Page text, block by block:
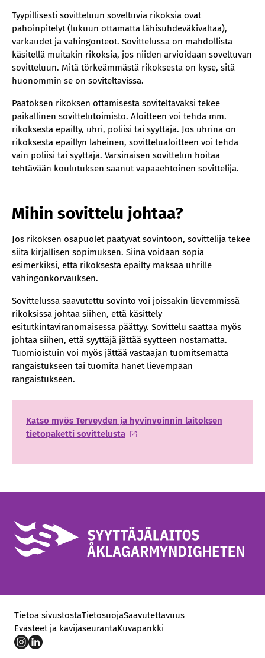
Tyypillisesti sovitteluun soveltuvia rikoksia ovat
pahoinpitelyt (lukuun ottamatta lähisuhdeväkivaltaa),
varkaudet ja vahingonteot. Sovittelussa on mahdollista
käsitellä muitakin rikoksia, jos niiden arvioidaan soveltuvan
sovitteluun. Mitä törkeämmästä rikoksesta on kyse, sitä
huonommin se on soviteltavissa.
Päätöksen rikoksen ottamisesta soviteltavaksi tekee
paikallinen sovittelutoimisto. Aloitteen voi tehdä mm.
rikoksesta epäilty, uhri, poliisi tai syyttäjä. Jos uhrina on
rikoksesta epäillyn läheinen, sovittelualoitteen voi tehdä
vain poliisi tai syyttäjä. Varsinaisen sovittelun hoitaa
tehtävään koulutuksen saanut vapaaehtoinen sovittelija.
Mihin sovittelu johtaa?
Jos rikoksen osapuolet päätyvät sovintoon, sovittelija tekee
siitä kirjallisen sopimuksen. Siinä voidaan sopia
esimerkiksi, että rikoksesta epäilty maksaa uhrille
vahingonkorvauksen.
Sovittelussa saavutettu sovinto voi joissakin lievemmissä
rikoksissa johtaa siihen, että käsittely
esitutkintaviranomaisessa päättyy. Sovittelu saattaa myös
johtaa siihen, että syyttäjä jättää syytteen nostamatta.
Tuomioistuin voi myös jättää vastaajan tuomitsematta
rangaistukseen tai tuomita hänet lievempään
rangaistukseen.
Katso myös Terveyden ja hyvinvoinnin laitoksen
tietopaketti sovittelusta
Tietoa sivustostaTietosuojaSaavutettavuus
Evästeet ja kävijäseurantaKuvapankki